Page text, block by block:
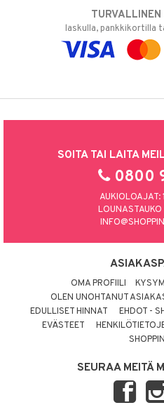
TURVALLINEN
laskulla, pankkikortilla
SOITA TAI LAITA
0800
OMA PROFIILI
OLEN UNOHTANUT
EDULLISET HINNAT
EHDOT -
EVÄSTEET
SEURAA MEITÄ